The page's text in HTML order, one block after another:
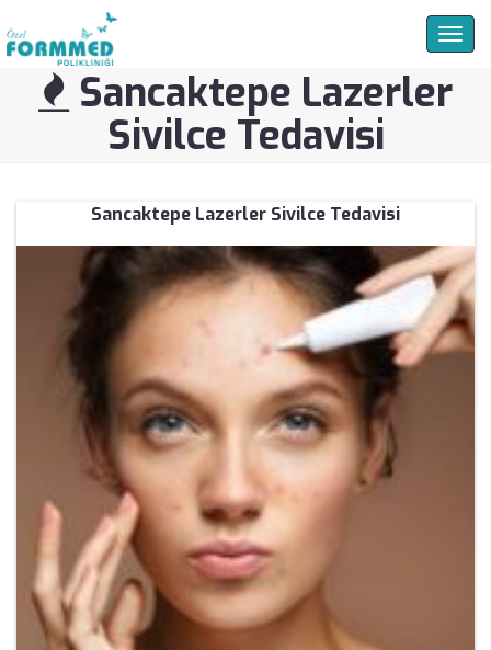
Sancaktepe Lazerler
Sivilce Tedavisi
Sancaktepe Lazerler Sivilce Tedavisi